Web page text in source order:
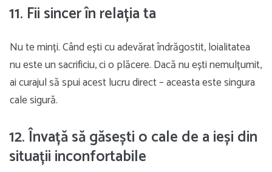
11. Fii sincer în relația ta
Nu te minți. Când ești cu adevărat îndrăgostit, loialitatea
nu este un sacrificiu, ci o plăcere. Dacă nu ești nemulțumit,
ai curajul să spui acest lucru direct – aceasta este singura
cale sigură.
12. Învață să găsești o cale de a ieși din
situații inconfortabile